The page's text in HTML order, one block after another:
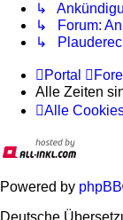
↳
↳ Forum:
↳
Portal
Alle Zeiten
Alle
Powered by phpBB